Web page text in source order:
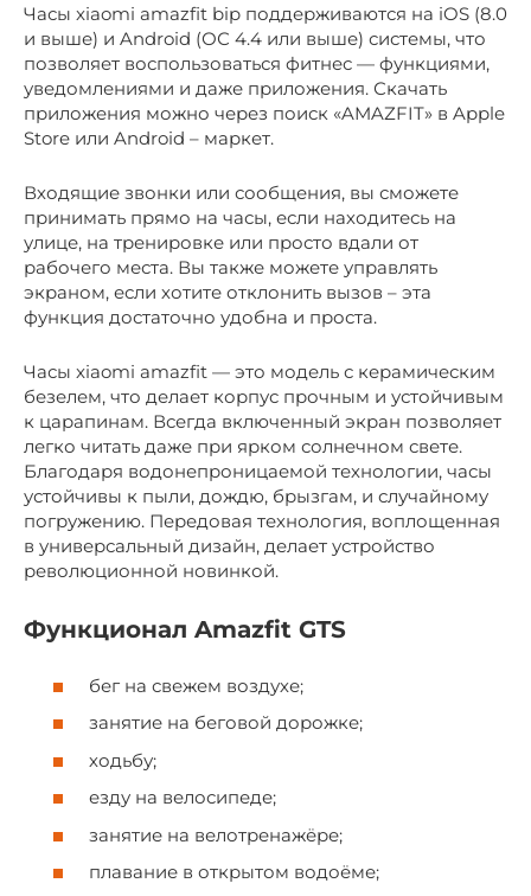
Часы xiaomi amazfit bip поддерживаются на iOS (8.0
и выше) и Android (ОС 4.4 или выше) системы, что
позволяет воспользоваться фитнес — функциями,
уведомлениями и даже приложения. Скачать
приложения можно через поиск «AMAZFIT» в Apple
Store или Android – маркет.
Входящие звонки или сообщения, вы сможете
принимать прямо на часы, если находитесь на
улице, на тренировке или просто вдали от
рабочего места. Вы также можете управлять
экраном, если хотите отклонить вызов – эта
функция достаточно удобна и проста.
Часы xiaomi amazfit — это модель с керамическим
безелем, что делает корпус прочным и устойчивым
к царапинам. Всегда включенный экран позволяет
легко читать даже при ярком солнечном свете.
Благодаря водонепроницаемой технологии, часы
устойчивы к пыли, дождю, брызгам, и случайному
погружению. Передовая технология, воплощенная
в универсальный дизайн, делает устройство
революционной новинкой.
Функционал Amazfit GTS
бег на свежем воздухе;
занятие на беговой дорожке;
ходьбу;
езду на велосипеде;
занятие на велотренажёре;
плавание в открытом водоёме;